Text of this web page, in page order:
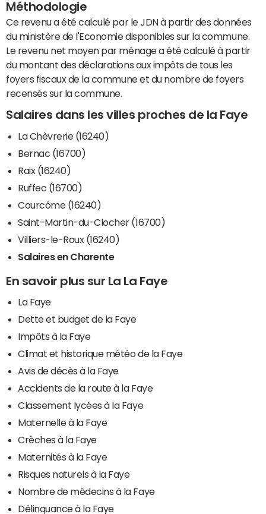
Méthodologie
Ce revenu a été calculé par le JDN à partir des données
du ministère de l'Economie disponibles sur la commune.
Le revenu net moyen par ménage a été calculé à partir
du montant des déclarations aux impôts de tous les
foyers fiscaux de la commune et du nombre de foyers
recensés sur la commune.
Salaires dans les villes proches de la Faye
La Chèvrerie (16240)
Bernac (16700)
Raix (16240)
Ruffec (16700)
Courcôme (16240)
Saint-Martin-du-Clocher (16700)
Villiers-le-Roux (16240)
Salaires en Charente
En savoir plus sur La La Faye
La Faye
Dette et budget de la Faye
Impôts à la Faye
Climat et historique météo de la Faye
Avis de décès à la Faye
Accidents de la route à la Faye
Classement lycées à la Faye
Maternelle à la Faye
Crèches à la Faye
Maternités à la Faye
Risques naturels à la Faye
Nombre de médecins à la Faye
Délinquance à la Faye